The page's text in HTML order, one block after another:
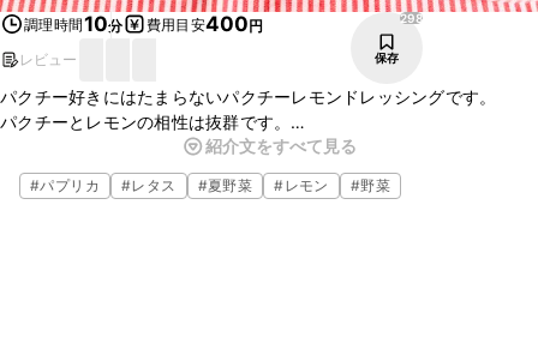
調理時間10分 費用目安400円
レビュー
298
保存
パクチー好きにはたまらないパクチーレモンドレッシングです。
パクチーとレモンの相性は抜群です。
ニンニクも入ってるのでサラダだけではなくお肉にかけてもとっても
美味しいですよ。
簡単なので是非、作ってみてくださいね。
紹介文をすべて見る
#パプリカ #レタス #夏野菜 #レモン #野菜